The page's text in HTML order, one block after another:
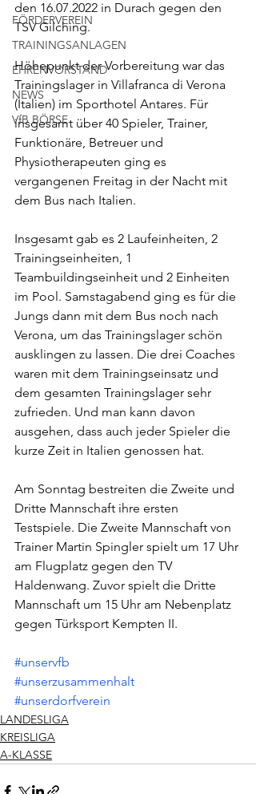
FÖRDERVEREIN
TRAININGSANLAGEN
EHRENVORSTAND
NEWS
VfB BÖRSE
den 16.07.2022 in Durach gegen den
TSV Gilching.
Höhepunkt der Vorbereitung war das
Trainingslager in Villafranca di Verona
(Italien) im Sporthotel Antares. Für
insgesamt über 40 Spieler, Trainer,
Funktionäre, Betreuer und
Physiotherapeuten ging es
vergangenen Freitag in der Nacht mit
dem Bus nach Italien.
Insgesamt gab es 2 Laufeinheiten, 2
Trainingseinheiten, 1
Teambuildingseinheit und 2 Einheiten
im Pool. Samstagabend ging es für die
Jungs dann mit dem Bus noch nach
Verona, um das Trainingslager schön
ausklingen zu lassen. Die drei Coaches
waren mit dem Trainingseinsatz und
dem gesamten Trainingslager sehr
zufrieden. Und man kann davon
ausgehen, dass auch jeder Spieler die
kurze Zeit in Italien genossen hat.
Am Sonntag bestreiten die Zweite und
Dritte Mannschaft ihre ersten
Testspiele. Die Zweite Mannschaft von
Trainer Martin Spingler spielt um 17 Uhr
am Flugplatz gegen den TV
Haldenwang. Zuvor spielt die Dritte
Mannschaft um 15 Uhr am Nebenplatz
gegen Türksport Kempten II.
#unservfb
#unserzusammenhalt
#unserdorfverein
LANDESLIGA
KREISLIGA
A-KLASSE